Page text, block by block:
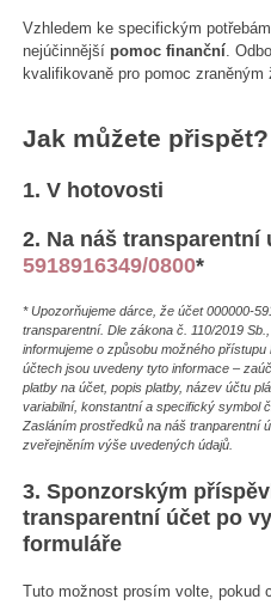
Vzhledem ke specifickým
nejúčinnější pomoc finanční .
kvalifikovaně pro pomoc
Jak můžete přispět?
1. V hotovosti
2. Na náš transparentní
5918916349/0800*
* Upozorňujeme dárce, že účet 000000-
transparentní. Dle zákona č. 110/2019
informujeme o způsobu možného
účtech jsou uvedeny tyto informace –
platby na účet, popis platby, název účtu
variabilní, konstantní a specifický symbol
Zasláním prostředků na náš tranparentní
zveřejněním výše uvedených údajů.
3. Sponzorským
transparentní účet po
formuláře
Tuto možnost prosím volte, pokud